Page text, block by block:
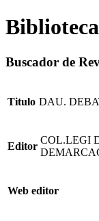
Buscador de
Titulo DAU.
Editor
COL.LEGI
Web editor